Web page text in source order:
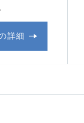
詳細